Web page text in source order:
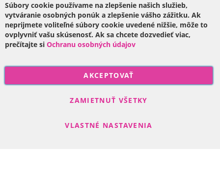
Firma
O nás
P
Súbory cookie používame na zlepšenie našich služieb,
vytváranie osobných ponúk a zlepšenie vášho zážitku. Ak
neprijmete voliteľné súbory cookie uvedené nižšie, môže to
ovplyvniť vašu skúsenosť. Ak sa chcete dozvedieť viac,
prečítajte si Ochranu osobných údajov
AKCEPTOVAŤ
ZAMIETNUŤ VŠETKY
VLASTNÉ NASTAVENIA